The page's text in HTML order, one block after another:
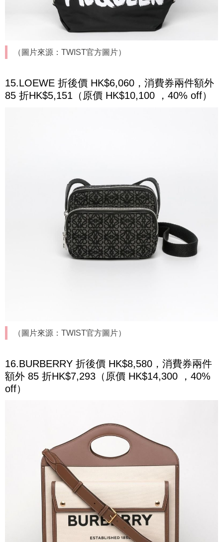
（圖片來源：TWIST官方圖片）
15.LOEWE 折後價 HK$6,060，消費券兩件額外
85 折HK$5,151（原價 HK$10,100 ，40% off）
（圖片來源：TWIST官方圖片）
16.BURBERRY 折後價 HK$8,580，消費券兩件
額外 85 折HK$7,293（原價 HK$14,300 ，40%
off）